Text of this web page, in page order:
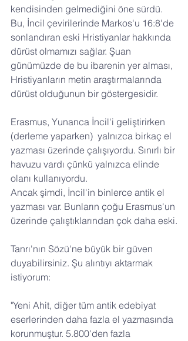
kendisinden gelmediğini öne sürdü.
Bu, İncil çevirilerinde Markos'u 16:8'de
sonlandıran eski Hristiyanlar hakkında
dürüst olmamızı sağlar. Şuan
günümüzde de bu ibarenin yer alması,
Hristiyanların metin araştırmalarında
dürüst olduğunun bir göstergesidir.
Erasmus, Yunanca İncil'i geliştirirken
(derleme yaparken)  yalnızca birkaç el
yazması üzerinde çalışıyordu. Sınırlı bir
havuzu vardı çünkü yalnızca elinde
olanı kullanıyordu.
Ancak şimdi, İncil'in binlerce antik el
yazması var. Bunların çoğu Erasmus'un
üzerinde çalıştıklarından çok daha eski.
Tanrı'nın Sözü'ne büyük bir güven
duyabilirsiniz. Şu alıntıyı aktarmak
istiyorum:
"Yeni Ahit, diğer tüm antik edebiyat
eserlerinden daha fazla el yazmasında
korunmuştur. 5.800'den fazla